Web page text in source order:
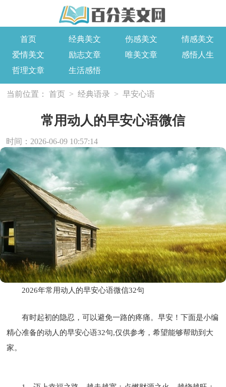
首页 经典美文 伤感美文
情感美文
爱情美文
励志文章 唯美文章
感悟人生
哲理文章
生活感悟
当前位置： 首页 > 经典语录 > 早安心语
常用动人的早安心语微信
时间：2026-06-09 10:57:14
2026年常用动人的早安心语微信32句
有时起初的隐忍，可以避免一路的疼痛。早安！下面是小编
精心准备的动人的早安心语32句,仅供参考，希望能够帮助到大
家。